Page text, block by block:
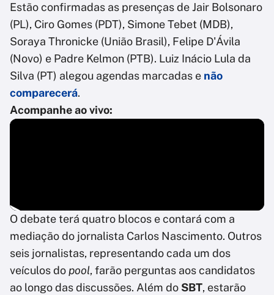
Estão confirmadas as presenças de Jair Bolsonaro
(PL), Ciro Gomes (PDT), Simone Tebet (MDB),
Soraya Thronicke (União Brasil), Felipe D'Ávila
(Novo) e Padre Kelmon (PTB). Luiz Inácio Lula da
Silva (PT) alegou agendas marcadas e não
comparecerá.
Acompanhe ao vivo:
O debate terá quatro blocos e contará com a
mediação do jornalista Carlos Nascimento. Outros
seis jornalistas, representando cada um dos
veículos dopool, farão perguntas aos candidatos
ao longo das discussões. Além do SBT, estarão